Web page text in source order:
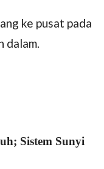
ke pusat pada
dalam.
Sistem Sunyi